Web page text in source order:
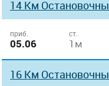
14 Км
приб.
05.06
ст.
1м
16 Км